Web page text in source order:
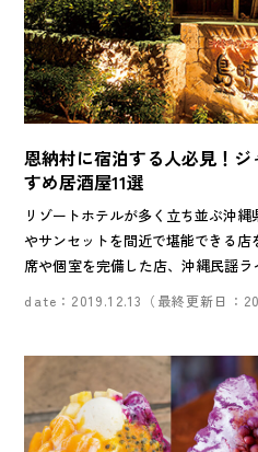
恩納村に宿泊する人必見！
すめ居酒屋11選
リゾートホテルが多く立ち並ぶ沖
やサンセットを間近で堪能できる
席や個室を完備した店、沖縄民謡ラ
date：2019.12.13（最終更新日：